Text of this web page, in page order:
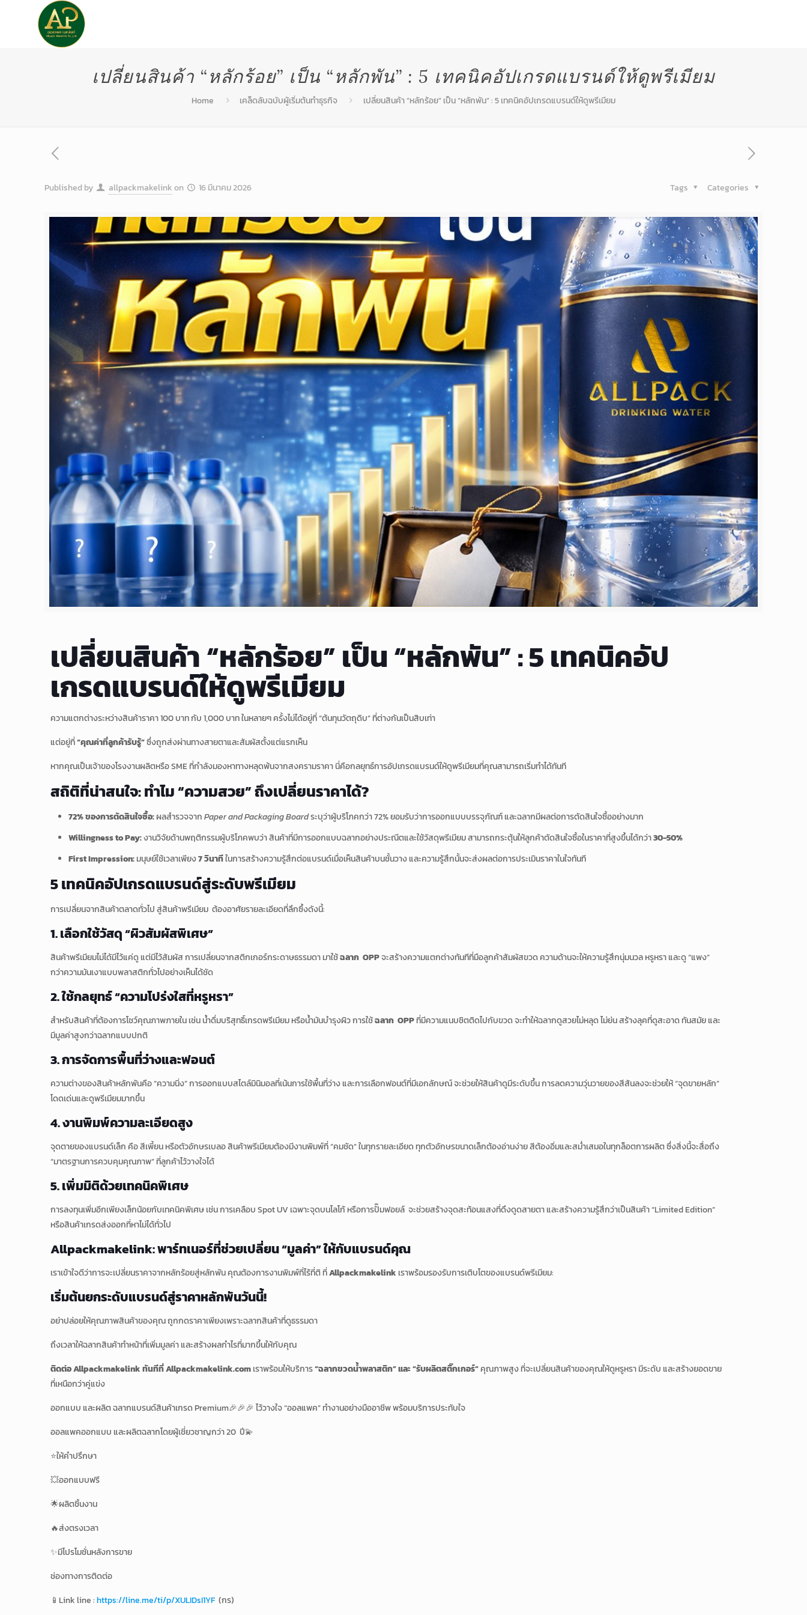
เปลี่ยนสินค้า “หลักร้อย” เป็น “หลักพัน” : 5 เทคนิคอัปเกรดแบรนด์ให้ดูพรีเมียม
Home เคล็ดลับฉบับผู้เริ่มต้นทำธุรกิจ เปลี่ยนสินค้า “หลักร้อย” เป็น “หลักพัน” : 5 เทคนิคอัปเกรดแบรนด์ให้ดูพรีเมียม
Published by allpackmakelinkon 16 มีนาคม 2026 Categories
Tags
เปลี่ยนสินค้า “หลักร้อย” เป็น “หลักพัน” : 5 เทคนิคอัป
เกรดแบรนด์ให้ดูพรีเมียม
ความแตกต่างระหว่างสินค้าราคา 100 บาท กับ 1,000 บาท ในหลายๆ ครั้งไม่ได้อยู่ที่ “ต้นทุนวัตถุดิบ” ที่ต่างกันเป็นสิบเท่า
แต่อยู่ที่“คุณค่าที่ลูกค้ารับรู้”ซึ่งถูกส่งผ่านทางสายตาและสัมผัสตั้งแต่แรกเห็น
หากคุณเป็นเจ้าของโรงงานผลิตหรือ SME ที่กำลังมองหาทางหลุดพ้นจากสงครามราคา นี่คือกลยุทธ์การอัปเกรดแบรนด์ให้ดูพรีเมียมที่คุณสามารถเริ่มทำได้ทันที
สถิติที่น่าสนใจ: ทำไม “ความสวย” ถึงเปลี่ยนราคาได้?
72% ของการตัดสินใจซื้อ:ผลสำรวจจากPaper and Packaging Boardระบุว่าผู้บริโภคกว่า 72% ยอมรับว่าการออกแบบบรรจุภัณฑ์ และฉลากมีผลต่อการตัดสินใจซื้ออย่างมาก
Willingness to Pay:งานวิจัยด้านพฤติกรรมผู้บริโภคพบว่า สินค้าที่มีการออกแบบฉลากอย่างประณีตและใช้วัสดุพรีเมียม สามารถกระตุ้นให้ลูกค้าตัดสินใจซื้อในราคาที่สูงขึ้นได้กว่า30-50%
First Impression:มนุษย์ใช้เวลาเพียง7 วินาทีในการสร้างความรู้สึกต่อแบรนด์เมื่อเห็นสินค้าบนชั้นวาง และความรู้สึกนั้นจะส่งผลต่อการประเมินราคาในใจทันที
5 เทคนิคอัปเกรดแบรนด์สู่ระดับพรีเมียม
การเปลี่ยนจากสินค้าตลาดทั่วไป สู่สินค้าพรีเมียม ต้องอาศัยรายละเอียดที่ลึกซึ้งดังนี้:
1. เลือกใช้วัสดุ “ผิวสัมผัสพิเศษ”
สินค้าพรีเมียมไม่ได้มีไว้แค่ดู แต่มีไว้สัมผัส การเปลี่ยนจากสติกเกอร์กระดาษธรรมดา มาใช้ฉลาก OPPจะสร้างความแตกต่างทันทีที่มือลูกค้าสัมผัสขวด ความด้านจะให้ความรู้สึกนุ่มนวล หรูหรา และดู “แพง”
กว่าความมันเงาแบบพลาสติกทั่วไปอย่างเห็นได้ชัด
2. ใช้กลยุทธ์ “ความโปร่งใสที่หรูหรา”
สำหรับสินค้าที่ต้องการโชว์คุณภาพภายใน เช่น น้ำดื่มบริสุทธิ์เกรดพรีเมียม หรือน้ำมันบำรุงผิว การใช้ฉลาก OPPที่มีความแนบชิตติดไปกับขวด จะทำให้ฉลากดูสวยไม่หลุด ไม่ย่น สร้างลุคที่ดูสะอาด ทันสมัย และ
มีมูลค่าสูงกว่าฉลากแบบปกติ
3. การจัดการพื้นที่ว่างและฟอนต์
ความต่างของสินค้าหลักพันคือ “ความนิ่ง” การออกแบบสไตล์มินิมอลที่เน้นการใช้พื้นที่ว่าง และการเลือกฟอนต์ที่มีเอกลักษณ์ จะช่วยให้สินค้าดูมีระดับขึ้น การลดความวุ่นวายของสีสันลงจะช่วยให้ “จุดขายหลัก”
โดดเด่นและดูพรีเมียมมากขึ้น
4. งานพิมพ์ความละเอียดสูง
จุดตายของแบรนด์เล็ก คือ สีเพี้ยน หรือตัวอักษรเบลอ สินค้าพรีเมียมต้องมีงานพิมพ์ที่ “คมชัด” ในทุกรายละเอียด ทุกตัวอักษรขนาดเล็กต้องอ่านง่าย สีต้องอิ่มและสม่ำเสมอในทุกล็อตการผลิต ซึ่งสิ่งนี้จะสื่อถึง
“มาตรฐานการควบคุมคุณภาพ” ที่ลูกค้าไว้วางใจได้
5. เพิ่มมิติด้วยเทคนิคพิเศษ
การลงทุนเพิ่มอีกเพียงเล็กน้อยกับเทคนิคพิเศษ เช่น การเคลือบ Spot UV เฉพาะจุดบนโลโก้ หรือการปั๊มฟอยล์ จะช่วยสร้างจุดสะท้อนแสงที่ดึงดูดสายตา และสร้างความรู้สึกว่าเป็นสินค้า “Limited Edition”
หรือสินค้าเกรดส่งออกที่หาไม่ได้ทั่วไป
Allpackmakelink: พาร์ทเนอร์ที่ช่วยเปลี่ยน “มูลค่า” ให้กับแบรนด์คุณ
เราเข้าใจดีว่าการจะเปลี่ยนราคาจากหลักร้อยสู่หลักพัน คุณต้องการงานพิมพ์ที่ไร้ที่ติ ที่Allpackmakelink เราพร้อมรองรับการเติบโตของแบรนด์พรีเมียม:
เริ่มต้นยกระดับแบรนด์สู่ราคาหลักพันวันนี้!
อย่าปล่อยให้คุณภาพสินค้าของคุณ ถูกกดราคาเพียงเพราะฉลากสินค้าที่ดูธรรมดา
ถึงเวลาให้ฉลากสินค้าทำหน้าที่เพิ่มมูลค่า และสร้างผลกำไรที่มากขึ้นให้กับคุณ
ติดต่อ Allpackmakelink ทันทีที่ Allpackmakelink.comเราพร้อมให้บริการ“ฉลากขวดน้ำพลาสติก” และ “รับผลิตสติ๊กเกอร์”คุณภาพสูง ที่จะเปลี่ยนสินค้าของคุณให้ดูหรูหรา มีระดับ และสร้างยอดขาย
ที่เหนือกว่าคู่แข่ง
ออกแบบ และผลิต ฉลากแบรนด์สินค้าเกรด Premium🎉🎉🎉 ไว้วางใจ “ออลแพค” ทำงานอย่างมืออาชีพ พร้อมบริการประทับใจ
ออลแพคออกแบบ และผลิตฉลากโดยผู้เชี่ยวชาญกว่า 20 ปี💫
⭐️ให้คำปรึกษา
💥ออกแบบฟรี
🌟ผลิตชิ้นงาน
🔥ส่งตรงเวลา
✨มีโปรโมชั่นหลังการขาย
ช่องทางการติดต่อ
📱Link line :https://line.me/ti/p/XULIDsI1YF (กร)